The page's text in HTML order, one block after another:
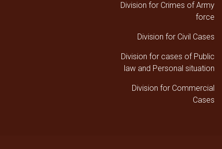
Division for Crimes of Army
force
Division for Civil Cases
Division for cases of Public
law and Personal situation
Division for Commercial
Cases